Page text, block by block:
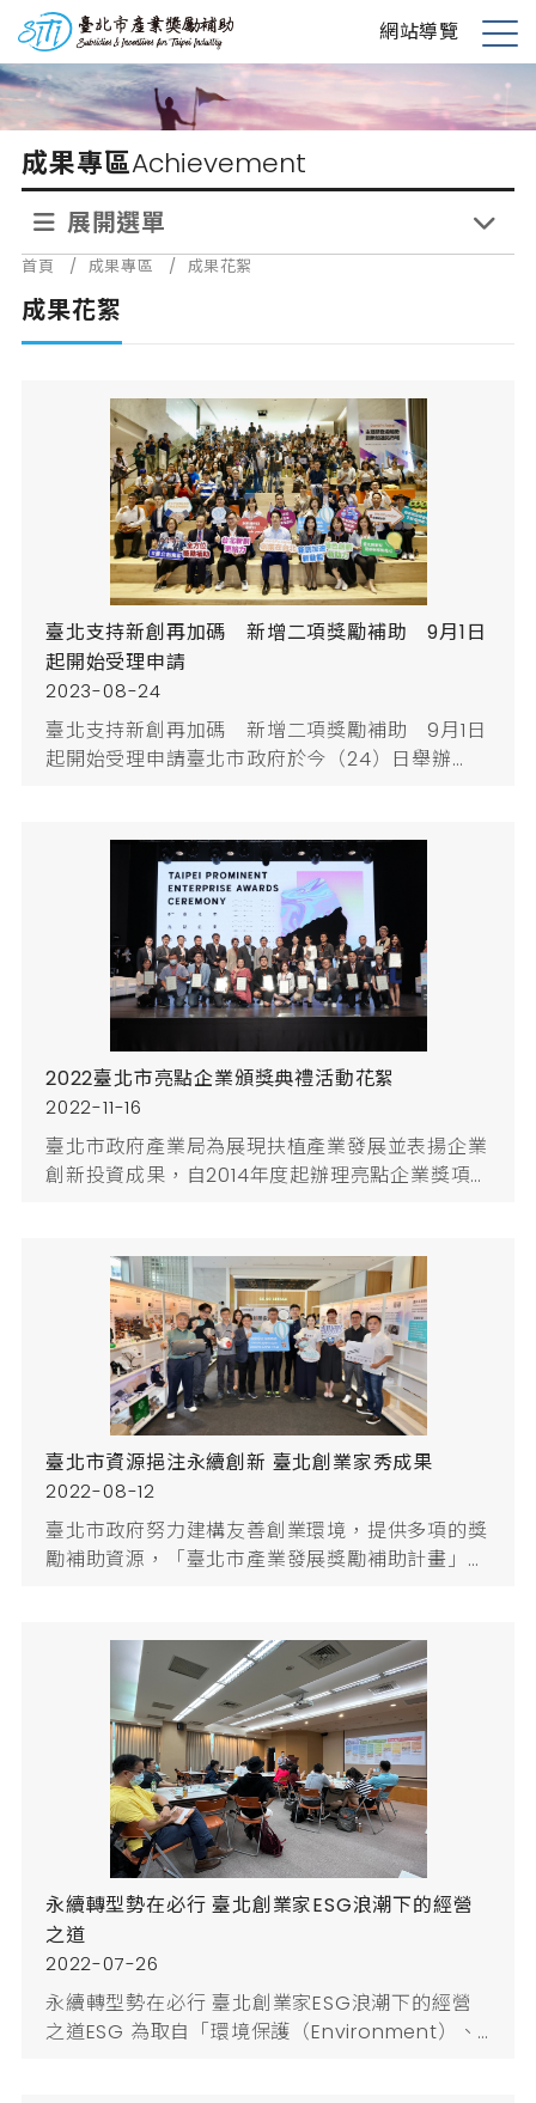
到
主
要
內
台北市產業獎勵補助 網站導覽
展
開
選
單
成果專區Achievement
展開選單
首頁 / 成果專區 / 成果花絮
成果花絮
臺北支持新創再加碼 新增二項獎勵補助 9月1日
起開始受理申請
2023-08-24
臺北支持新創再加碼 新增二項獎勵補助 9月1日
起開始受理申請臺北市政府於今（24）日舉辦
助計畫」之「研發補助」項下新增「創新加速」與
「主題式研發」補助類別，支持新創團隊加速驗證
商業模式並拓展市場，同時將研發資源導向施政重
點，協助臺北市企業建構競爭優勢與推動產業升
級。「創新加速」最高補助300萬元，「主題式研
2022臺北市亮點企業頒獎典禮活動花絮
2022-11-16
臺北市政府產業局為展現扶植產業發展並表揚企業
創新投資成果，自2014年度起辦理亮點企業獎項
力、對產業、經濟與社會之影響力以及企業社會責
任之影響力等五大面向進行評選，本(2022)年度
共22家傑出企業在激烈競爭中脫穎而出，今(16)日
於三創生活園區5樓CLAPPER STUDIO舉辦「2022
臺北市亮點企業頒獎典...
臺北市資源挹注永續創新 臺北創業家秀成果
2022-08-12
臺北市政府努力建構友善創業環境，提供多項的獎
勵補助資源，「臺北市產業發展獎勵補助計畫」提
事，為了讓這些具創新性、有發展潛力的力量能被
更多人看見，本年度以「永續創新」為主題，於
t.Hub內科創新育成基地一樓設置「臺北創業家永
續創新展」，邀集相關領域創業家參與，展出期間
自8月8日起至8月12日止，現場展出共9家新創公...
永續轉型勢在必行 臺北創業家ESG浪潮下的經營
之道
2022-07-26
永續轉型勢在必行 臺北創業家ESG浪潮下的經營
之道ESG 為取自「環境保護（Environment）、